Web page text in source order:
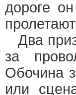
дороге
Два
за
Обочина
или